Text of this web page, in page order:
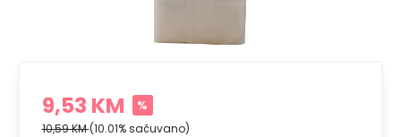
9,53 KM %
10,59 KM(10.01% sačuvano)